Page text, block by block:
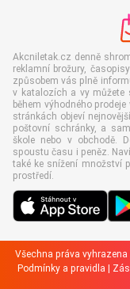
Akcniletak.cz denně
reklamní brožury,
způsobem vás plně
v katalozích a vy můžete
během výhodného
stránkách objeví
poštovní schránky, a
škole nebo v obchodě.
spoustu času i peněz.
také ke snížení množství
prostředí.
Všechna práva
Podmínky a pravidla